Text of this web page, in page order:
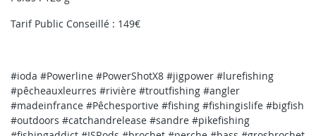
Tarif Public Conseillé : 149€
#ioda #Powerline #PowerShotX8 #jigpower #lurefishing
#pêcheauxleurres #rivière #troutfishing #angler
#madeinfrance #Pêchesportive #fishing #fishingislife #bigfish
#outdoors #catchandrelease #sandre #pikefishing